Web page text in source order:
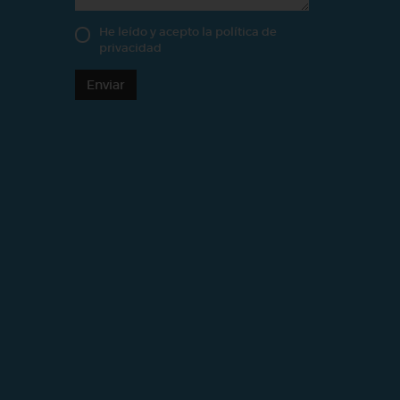
He leído y acepto la política de
privacidad
Enviar